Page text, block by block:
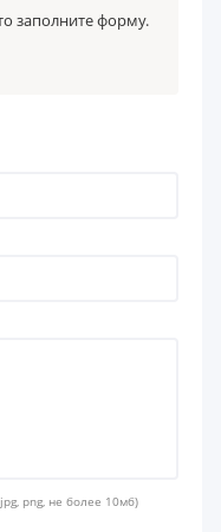
заполните форму.
png, не более 10мб)